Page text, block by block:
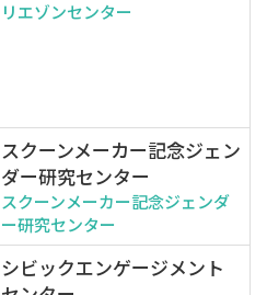
リエゾンセンター
スクーンメーカー記念ジェン
ダー研究センター
スクーンメーカー記念ジェンダ
ー研究センター
シビックエンゲージメント